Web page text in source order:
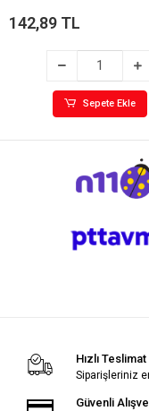
142,89 TL
Sepete Ekle
Hızlı Teslimat
Siparişleriniz
Güvenli